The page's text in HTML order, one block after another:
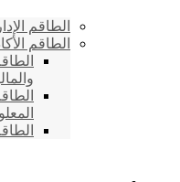
الطاقم
الطاقم